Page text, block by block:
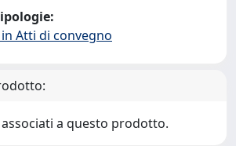
Atti di convegno
a questo prodotto.